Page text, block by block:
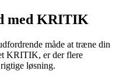
med KRITIK
måde at træne din
KRITIK, er der flere
løsning.